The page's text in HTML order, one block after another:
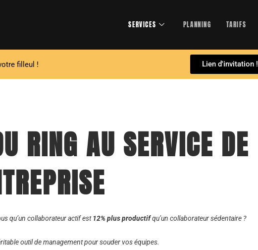
SERVICES PLANNING TARIFS
filleul ! Lien d'invitation !
RING AU SERVICE DE
qu’un collaborateur actif est12% plus productifqu’un collaborateur sédentaire ?
outil de management pour souder vos équipes.